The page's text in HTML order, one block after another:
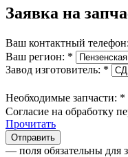
Заявка на
Ваш контактный телефон:
Ваш регион: *
Завод изготовитель: *
Необходимые запчасти: *
Согласие на обработку
Прочитать
— поля обязательны для